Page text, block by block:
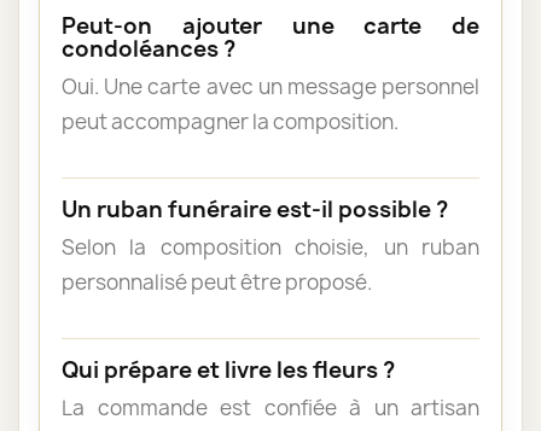
Peut-on ajouter une carte de
condoléances ?
Oui. Une carte avec un message personnel
peut accompagner la composition.
Un ruban funéraire est-il possible ?
Selon la composition choisie, un ruban
personnalisé peut être proposé.
Qui prépare et livre les fleurs ?
La commande est confiée à un artisan